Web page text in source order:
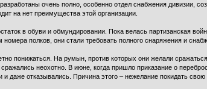
очень полно, особенно отдел снабжения дивизии,
на нет преимущества этой организации.
в обуви и обмундировании. Пока велась партизанская
полков, они стали требовать полного снаряжения и
понижаться. На румын, против которых они желали
сражались неохотно. В июне, когда пришло приказание о
и даже отказывались. Причина этого – нежелание покидать